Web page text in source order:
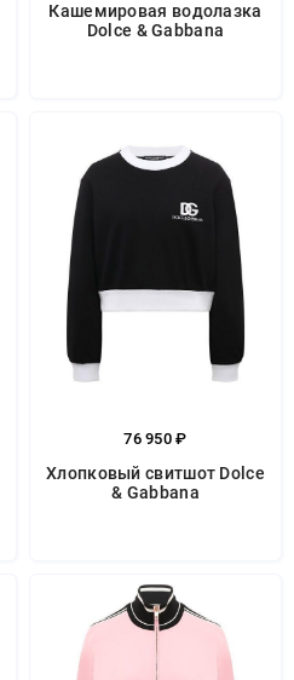
Кашемировая водолазка
Dolce & Gabbana
76 950 ₽
Хлопковый свитшот Dolce
& Gabbana